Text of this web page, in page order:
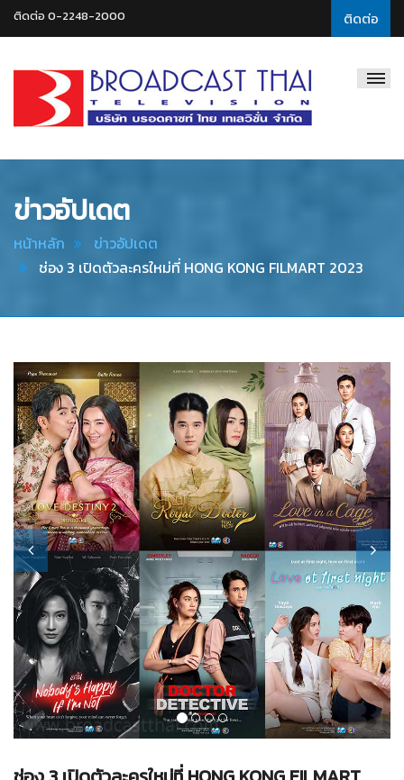
ติดต่อ
ติดต่อ 0-2248-2000
Thai
ข่าวอัปเดต
หน้าหลัก
ข่าวอัปเดต
ช่อง 3 เปิดตัวละครใหม่ที่ HONG KONG FILMART 2023